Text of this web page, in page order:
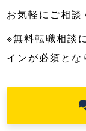
お気軽にご相談
※無料転職相談
インが必須とな